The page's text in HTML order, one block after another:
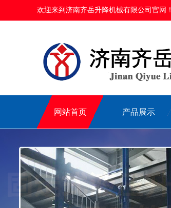
欢迎来到济南齐岳升降机械有限公司官网！
网站首页 产品展示